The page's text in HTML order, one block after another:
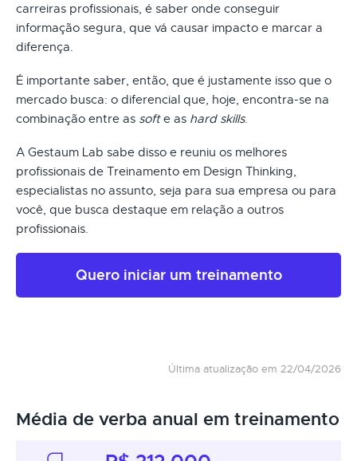
carreiras profissionais, é saber onde conseguir
informação segura, que vá causar impacto e marcar a
diferença.
É importante saber, então, que é justamente isso que o
mercado busca: o diferencial que, hoje, encontra-se na
combinação entre as softe as hard skills.
A Gestaum Lab sabe disso e reuniu os melhores
profissionais de Treinamento em Design Thinking,
especialistas no assunto, seja para sua empresa ou para
você, que busca destaque em relação a outros
profissionais.
Quero iniciar um treinamento
Última atualização em 22/04/2026
Média de verba anual em treinamento